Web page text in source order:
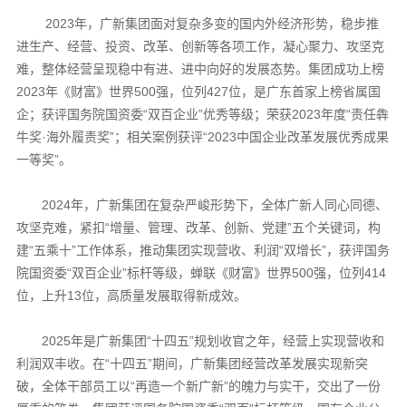
2023年，广新集团面对复杂多变的国内外经济形势，稳步推
进生产、经营、投资、改革、创新等各项工作，凝心聚力、攻坚克
难，整体经营呈现稳中有进、进中向好的发展态势。集团成功上榜
2023年《财富》世界500强，位列427位，是广东首家上榜省属国
企；获评国务院国资委“双百企业”优秀等级；荣获2023年度“责任犇
牛奖·海外履责奖”；相关案例获评“2023中国企业改革发展优秀成果
一等奖”。
2024年，广新集团在复杂严峻形势下，全体广新人同心同德、
攻坚克难，紧扣“增量、管理、改革、创新、党建”五个关键词，构
建“五乘十”工作体系，推动集团实现营收、利润“双增长”，获评国务
院国资委“双百企业”标杆等级，蝉联《财富》世界500强，位列414
位，上升13位，高质量发展取得新成效。
2025年是广新集团“十四五”规划收官之年，经营上实现营收和
利润双丰收。在“十四五”期间，广新集团经营改革发展实现新突
破，全体干部员工以“再造一个新广新”的魄力与实干，交出了一份